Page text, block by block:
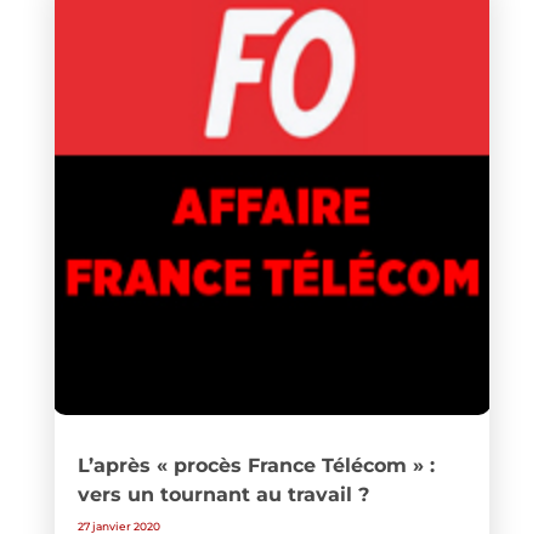
L’après « procès France Télécom » :
vers un tournant au travail ?
27 janvier 2020